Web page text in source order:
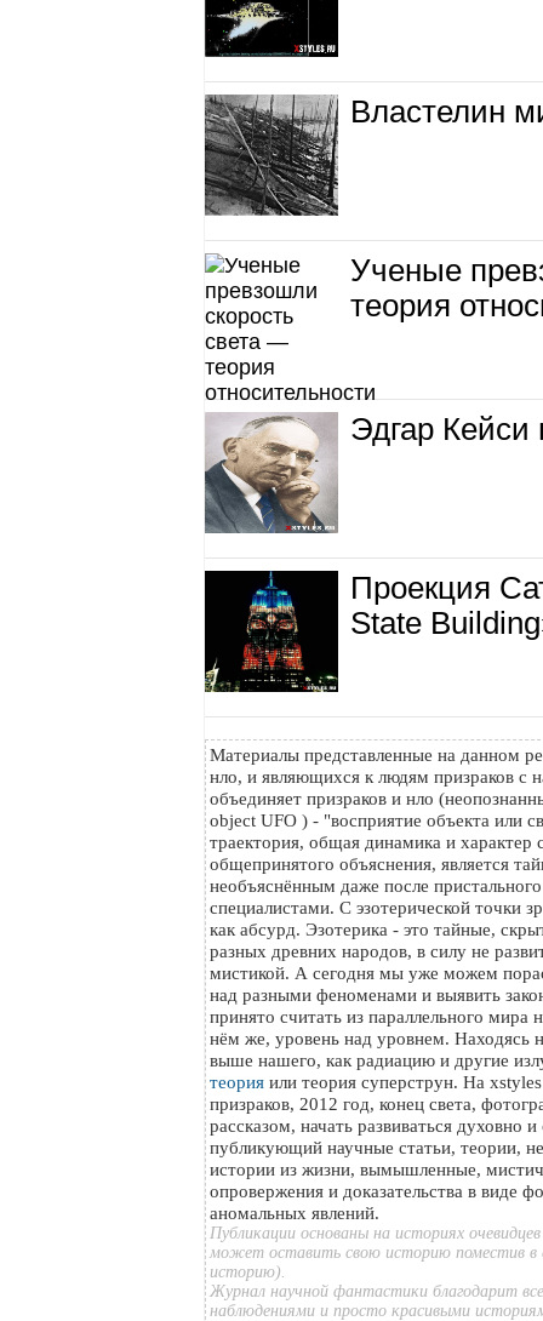
Властелин
Ученые
теория
Эдгар
Проекция
State
Материалы представленные на данном
нло, и являющихся к людям призраков с
объединяет призраков и нло
object UFO ) - "восприятие объекта или
траектория, общая динамика и характер
общепринятого объяснения, является
необъяснённым даже после
специалистами. С эзотерической точки
как абсурд. Эзотерика - это тайные,
разных древних народов, в силу не
мистикой. А сегодня мы уже можем
над разными феноменами и выявить
принято считать из параллельного мира
нём же, уровень над уровнем. Находясь
выше нашего, как радиацию и другие
теория или теория суперструн. На
призраков, 2012 год, конец света,
рассказом, начать развиваться духовно
публикующий научные статьи, теории,
истории из жизни, вымышленные,
опровержения и доказательства в виде
аномальных явлений.
Публикации основаны на историях
может оставить свою историю поместив в
историю).
Журнал научной фантастики благодарит
наблюдениями и просто красивыми